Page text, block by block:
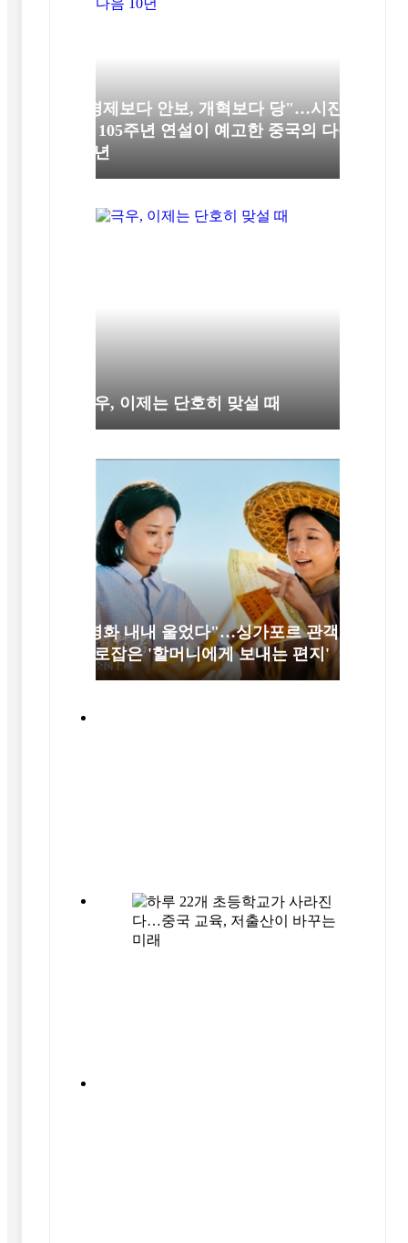
"경제보다 안보, 개혁보다 당"…시진
핑 105주년 연설이 예고한 중국의 다음
10년
극우, 이제는 단호히 맞설 때
"영화 내내 울었다"…싱가포르 관객
사로잡은 '할머니에게 보내는 편지'